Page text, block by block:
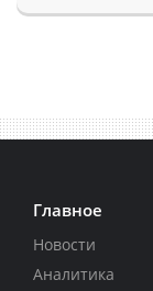
Главное
Новости
Аналитика